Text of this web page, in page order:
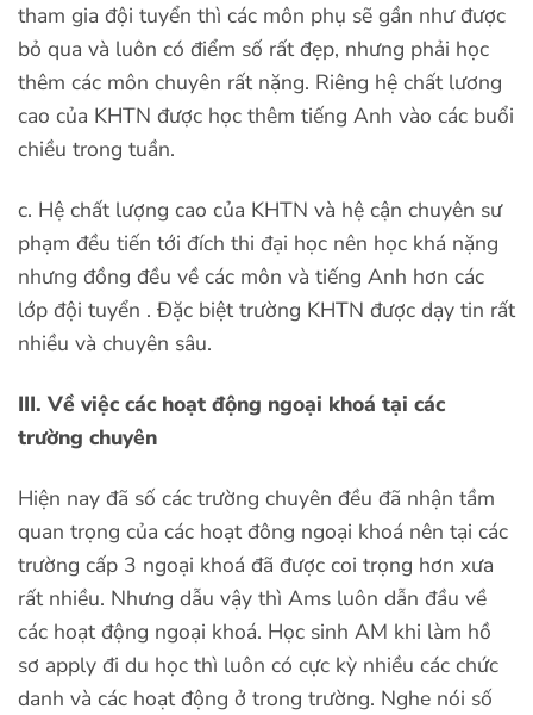
tham gia đội tuyển thì các môn phụ sẽ gần như được
bỏ qua và luôn có điểm số rất đẹp, nhưng phải học
thêm các môn chuyên rất nặng. Riêng hệ chất lương
cao của KHTN được học thêm tiếng Anh vào các buổi
chiều trong tuần.
c. Hệ chất lượng cao của KHTN và hệ cận chuyên sư
phạm đều tiến tới đích thi đại học nên học khá nặng
nhưng đồng đều về các môn và tiếng Anh hơn các
lớp đội tuyển . Đặc biệt trường KHTN được dạy tin rất
nhiều và chuyên sâu.
III. Về việc các hoạt động ngoại khoá tại các
trường chuyên
Hiện nay đã số các trường chuyên đều đã nhận tầm
quan trọng của các hoạt đông ngoại khoá nên tại các
trường cấp 3 ngoại khoá đã được coi trọng hơn xưa
rất nhiều. Nhưng dẫu vậy thì Ams luôn dẫn đầu về
các hoạt động ngoại khoá. Học sinh AM khi làm hồ
sơ apply đi du học thì luôn có cực kỳ nhiều các chức
danh và các hoạt động ở trong trường. Nghe nói số